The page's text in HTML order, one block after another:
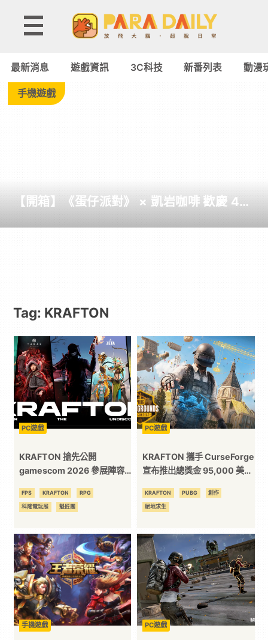
Tag:
-
遊
戲
漫
二
次
元
｜
3C
科
技
全
方
最新消息 遊戲資訊 3C科技 新番列表 動漫
手機遊戲
【開箱】《蛋仔派對》 × 凱岩咖啡 歡慶 4
Tag: KRAFTON
PC遊戲
KRAFTON 搶先公開
gamescom 2026 參展陣容
FPS KRAFTON RPG
科隆電玩展 魁匠團
PC遊戲
KRAFTON 攜手 CurseForge
宣布推出總獎金 95,000 美金
《PUBG：藍圈實驗室》上線
預熱，獲勝作品將正式收錄至
KRAFTON PUBG 創作
絕地求生
手機遊戲 PC遊戲